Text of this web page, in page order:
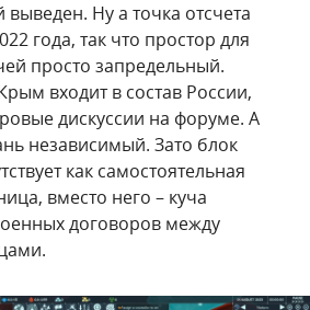
выведен. Ну а точка отсчета
года, так что простор для
просто запредельный.
входит в состав России,
дискуссии на форуме. А
независимый. Зато блок
как самостоятельная
вместо него – куча
договоров между